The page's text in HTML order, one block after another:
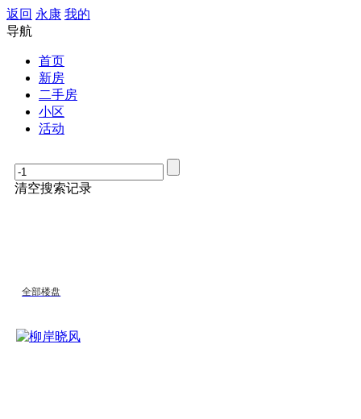
返回 永康 我的
导航
首页
新房
二手房
小区
活动
清空搜索记录
全部楼盘